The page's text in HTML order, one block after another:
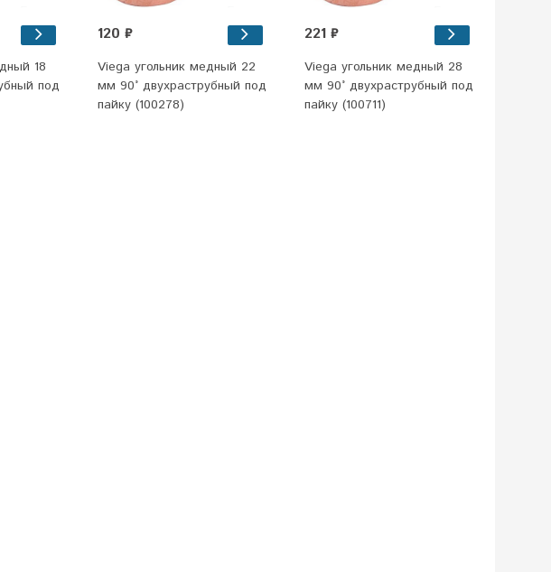
18
под
120 ₽
Viega угольник медный 22
мм 90° двухраструбный под
пайку (100278)
221 ₽
Viega угольник медный 28
мм 90° двухраструбный под
пайку (100711)